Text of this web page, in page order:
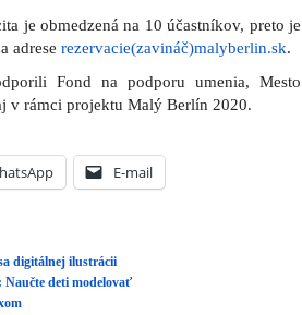
je obmedzená na 10 účastníkov, preto je
adrese rezervacie(zavináč)malyberlin.sk.
Fond na podporu umenia, Mesto
v rámci projektu Malý Berlín 2020.
E-mail
digitálnej ilustrácii
deti modelovať